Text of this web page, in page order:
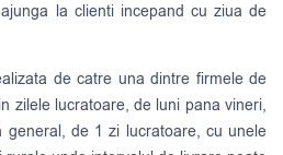
la clienti incepand cu ziua de
de catre una dintre firmele de
zilele lucratoare, de luni pana vineri,
de 1 zi lucratoare, cu unele